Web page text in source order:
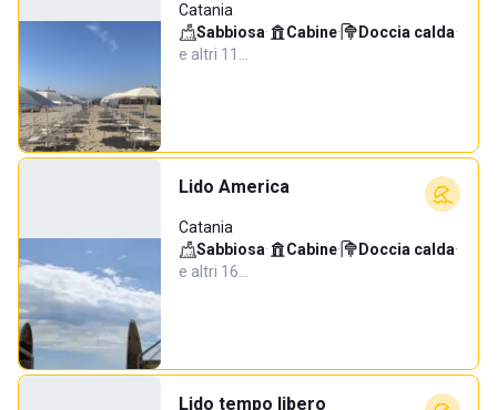
Catania
Sabbiosa· Cabine· Doccia calda·
e altri 11…
Lido America
Catania
Sabbiosa· Cabine· Doccia calda·
e altri 16…
Lido tempo libero